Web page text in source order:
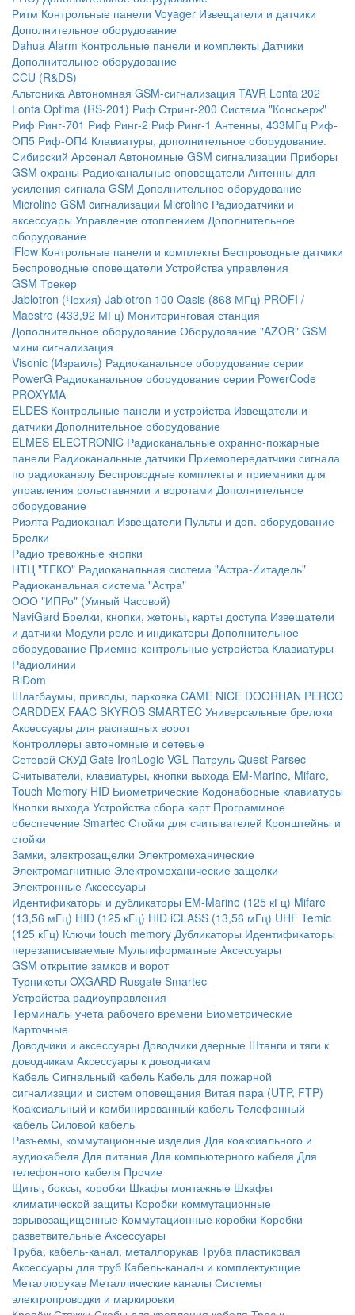
Ритм Контрольные панели Voyager Извещатели и датчики
Дополнительное оборудование
Dahua Alarm Контрольные панели и комплекты Датчики
Дополнительное оборудование
CCU (R&DS)
Альтоника Автономная GSM-сигнализация TAVR Lonta 202
Lonta Optima (RS-201) Риф Стринг-200 Система "Консьерж"
Риф Ринг-701 Риф Ринг-2 Риф Ринг-1 Антенны, 433МГц Риф-
ОП5 Риф-ОП4 Клавиатуры, дополнительное оборудование.
Сибирский Арсенал Автономные GSM сигнализации Приборы
GSM охраны Радиоканальные оповещатели Антенны для
усиления сигнала GSM Дополнительное оборудование
Microline GSM cигнализации Microline Радиодатчики и
аксессуары Управление отоплением Дополнительное
оборудование
iFlow Контрольные панели и комплекты Беспроводные датчики
Беспроводные оповещатели Устройства управления
GSM Трекер
Jablotron (Чехия) Jablotron 100 Oasis (868 МГц) PROFI /
Maestro (433,92 МГц) Мониторинговая станция
Дополнительное оборудование Оборудование "AZOR" GSM
мини сигнализация
Visonic (Израиль) Радиоканальное оборудование серии
PowerG Радиоканальное оборудование серии PowerCode
PROXYMA
ELDES Контрольные панели и устройства Извещатели и
датчики Дополнительное оборудование
ELMES ELECTRONIC Радиоканальные охранно-пожарные
панели Радиоканальные датчики Приемопередатчики сигнала
по радиоканалу Беспроводные комплекты и приемники для
управления рольставнями и воротами Дополнительное
оборудование
Риэлта Радиоканал Извещатели Пульты и доп. оборудование
Брелки
Радио тревожные кнопки
НТЦ "ТЕКО" Радиоканальная система "Астра-Zитадель"
Радиоканальная система "Астра"
ООО "ИПРо" (Умный Часовой)
NaviGard Брелки, кнопки, жетоны, карты доступа Извещатели
и датчики Модули реле и индикаторы Дополнительное
оборудование Приемно-контрольные устройства Клавиатуры
Радиолинии
RiDom
Шлагбаумы, приводы, парковка CAME NICE DOORHAN PERCO
CARDDEX FAAC SKYROS SMARTEC Универсальные брелоки
Аксессуары для распашных ворот
Контроллеры автономные и сетевые
Сетевой СКУД Gate IronLogic VGL Патруль Quest Parsec
Считыватели, клавиатуры, кнопки выхода EM-Marine, Mifare,
Touch Memory HID Биометрические Кодонаборные клавиатуры
Кнопки выхода Устройства сбора карт Программное
обеспечение Smartec Стойки для считывателей Кронштейны и
стойки
Замки, электрозащелки Электромеханические
Электромагнитные Электромеханические защелки
Электронные Аксессуары
Идентификаторы и дубликаторы EM-Marine (125 кГц) Mifare
(13,56 мГц) HID (125 кГц) HID iCLASS (13,56 мГц) UHF Temic
(125 кГц) Ключи touch memory Дубликаторы Идентификаторы
перезаписываемые Мультиформатные Аксессуары
GSM открытие замков и ворот
Турникеты OXGARD Rusgate Smartec
Устройства радиоуправления
Терминалы учета рабочего времени Биометрические
Карточные
Доводчики и аксессуары Доводчики дверные Штанги и тяги к
доводчикам Аксессуары к доводчикам
Кабель Сигнальный кабель Кабель для пожарной
сигнализации и систем оповещения Витая пара (UTP, FTP)
Коаксиальный и комбинированный кабель Телефонный
кабель Силовой кабель
Разъемы, коммутационные изделия Для коаксиального и
аудиокабеля Для питания Для компьютерного кабеля Для
телефонного кабеля Прочие
Щиты, боксы, коробки Шкафы монтажные Шкафы
климатической защиты Коробки коммутационные
взрывозащищенные Коммутационные коробки Коробки
разветвительные Аксессуары
Труба, кабель-канал, металлорукав Труба пластиковая
Аксессуары для труб Кабель-каналы и комплектующие
Металлорукав Металлические каналы Системы
электропроводки и маркировки